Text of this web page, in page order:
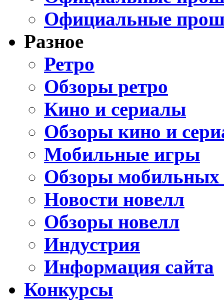
Официальные
Разное
Ретро
Обзоры ретро
Кино и сериалы
Обзоры кино и
Мобильные игры
Обзоры мобильных
Новости новелл
Обзоры новелл
Индустрия
Информация сайта
Конкурсы